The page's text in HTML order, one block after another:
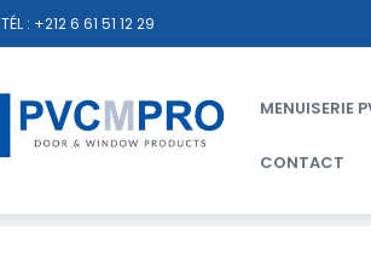
TÉL : +212 6 61 51 12 29
MENUISERIE
CONTACT